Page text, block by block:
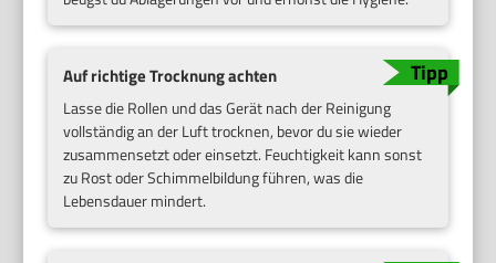
Auf richtige Trocknung achten
Lasse die Rollen und das Gerät nach der Reinigung
vollständig an der Luft trocknen, bevor du sie wieder
zusammensetzt oder einsetzt. Feuchtigkeit kann sonst
zu Rost oder Schimmelbildung führen, was die
Lebensdauer mindert.